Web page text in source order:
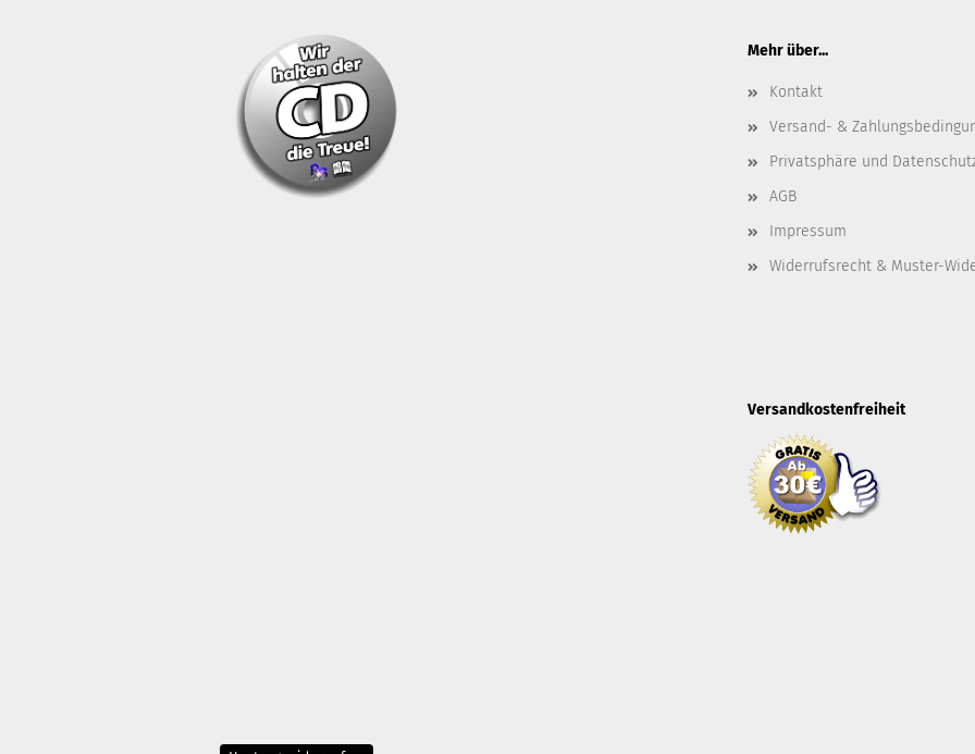
Mehr über...
Kontakt
Versand- &
Privatsphäre und
AGB
Impressum
Widerrufsrecht & Muster-
Versandkostenfreiheit